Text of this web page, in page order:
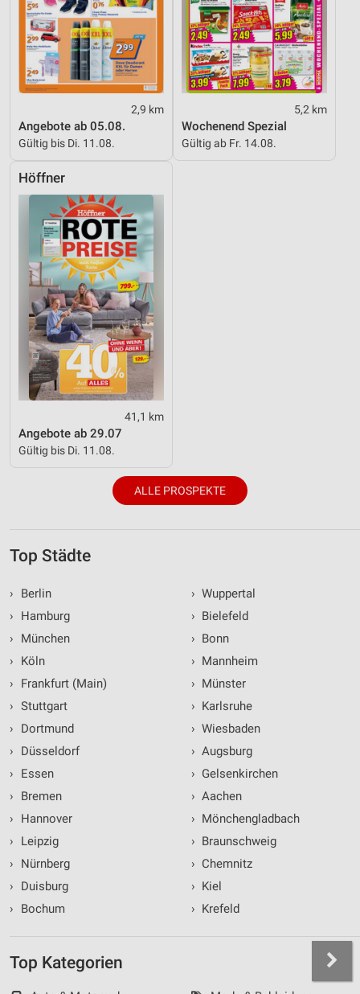
2,9 km
Angebote ab 05.08.
Gültig bis Di. 11.08.
5,2 km
Wochenend Spezial
Gültig ab Fr. 14.08.
Höffner
41,1 km
Angebote ab 29.07
Gültig bis Di. 11.08.
ALLE PROSPEKTE
Top Städte
›
Berlin
›
Hamburg
›
München
›
Köln
›
Frankfurt (Main)
› Stuttgart
›
Dortmund
›
Düsseldorf
›
Essen
›
Bremen
›
Hannover
›
Leipzig
›
Nürnberg
›
Duisburg
›
Bochum
› Wuppertal
› Bielefeld
› Bonn
› Mannheim
› Münster
› Karlsruhe
› Wiesbaden
› Augsburg
› Gelsenkirchen
› Aachen
› Mönchengladbach
› Braunschweig
› Chemnitz
› Kiel
› Krefeld
Top Kategorien